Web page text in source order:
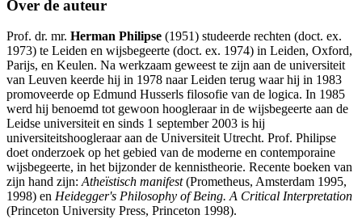
Over de auteur
Prof. dr. mr. Herman Philipse (1951) studeerde rechten (doct. ex.
1973) te Leiden en wijsbegeerte (doct. ex. 1974) in Leiden, Oxford,
Parijs, en Keulen. Na werkzaam geweest te zijn aan de universiteit
van Leuven keerde hij in 1978 naar Leiden terug waar hij in 1983
promoveerde op Edmund Husserls filosofie van de logica. In 1985
werd hij benoemd tot gewoon hoogleraar in de wijsbegeerte aan de
Leidse universiteit en sinds 1 september 2003 is hij
universiteitshoogleraar aan de Universiteit Utrecht. Prof. Philipse
doet onderzoek op het gebied van de moderne en contemporaine
wijsbegeerte, in het bijzonder de kennistheorie. Recente boeken van
zijn hand zijn:Atheïstisch manifest(Prometheus, Amsterdam 1995,
1998) en Heidegger's Philosophy of Being. A Critical Interpretation
(Princeton University Press, Princeton 1998).